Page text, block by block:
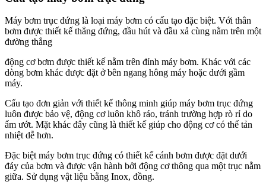
Máy bơm trục đứng là loại máy bơm có cấu tạo đặc biệt. Với thân
bơm được thiết kế thẳng đứng, đầu hút và đầu xả cùng nằm trên một
đường thẳng
động cơ bơm được thiết kế nằm trên đỉnh máy bơm. Khác với các
dòng bơm khác được đặt ở bên ngang hông máy hoặc dưới gầm
máy.
Cấu tạo đơn giản với thiết kế thông minh giúp máy bơm trục đứng
luôn được bảo vệ, động cơ luôn khô ráo, tránh trường hợp rò rỉ do
ẩm ướt. Mặt khác đây cũng là thiết kế giúp cho động cơ có thể tản
nhiệt dễ hơn.
Đặc biệt máy bơm trục đứng có thiết kế cánh bơm được đặt dưới
đáy của bơm và được vận hành bởi động cơ thông qua một trục nằm
giữa. Sử dụng vật liệu bằng Inox, đồng.